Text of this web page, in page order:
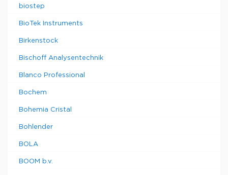
biostep
BioTek Instruments
Birkenstock
Bischoff Analysentechnik
Blanco Professional
Bochem
Bohemia Cristal
Bohlender
BOLA
BOOM b.v.